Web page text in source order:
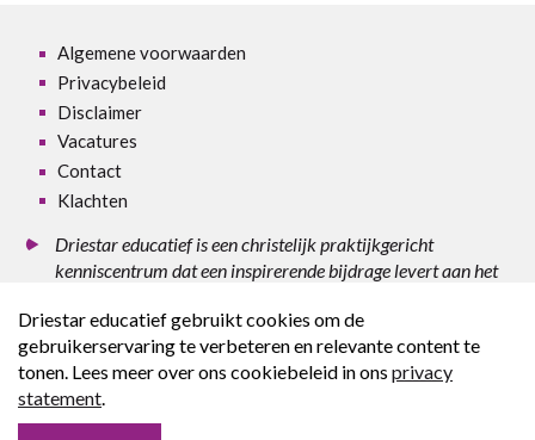
Driestar educatief gebruikt cookies om de
gebruikerservaring te verbeteren en relevante content te
tonen. Lees meer over ons cookiebeleid in ons privacy
statement.
Algemene voorwaarden
Privacybeleid
Disclaimer
Vacatures
Contact
Klachten
Driestar educatief is een christelijk praktijkgericht
kenniscentrum dat een inspirerende bijdrage levert aan het
© 2026, Driestar educatief.
Voor alle data geldt: D